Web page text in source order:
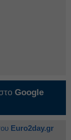
Google
Euro2day.gr